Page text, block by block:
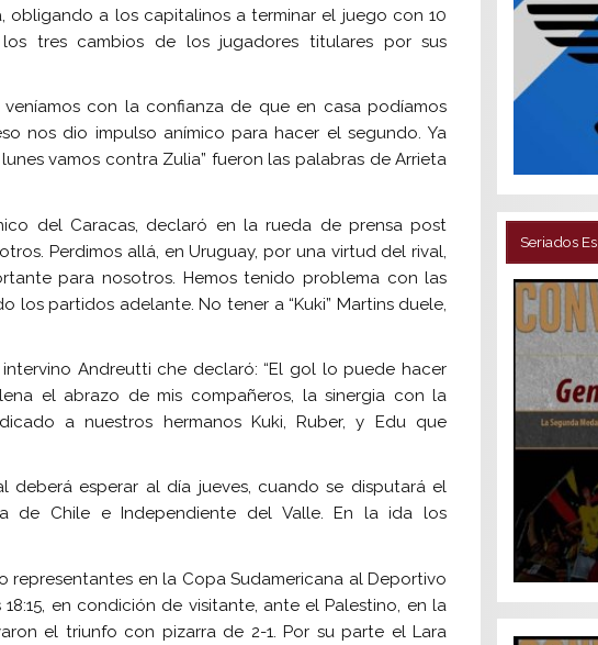
obligando a los capitalinos a terminar el juego con 10
tres cambios de los jugadores titulares por sus
veníamos con la confianza de que en casa podíamos
nos dio impulso anímico para hacer el segundo. Ya
vamos contra Zulia” fueron las palabras de Arrieta
del Caracas, declaró en la rueda de prensa post
Perdimos allá, en Uruguay, por una virtud del rival,
para nosotros. Hemos tenido problema con las
los partidos adelante. No tener a “Kuki” Martins duele,
Andreutti che declaró: “El gol lo puede hacer
el abrazo de mis compañeros, la sinergia con la
a nuestros hermanos Kuki, Ruber, y Edu que
deberá esperar al día jueves, cuando se disputará el
de Chile e Independiente del Valle. En la ida los
representantes en la Copa Sudamericana al Deportivo
en condición de visitante, ante el Palestino, en la
el triunfo con pizarra de 2-1. Por su parte el Lara
Seriados